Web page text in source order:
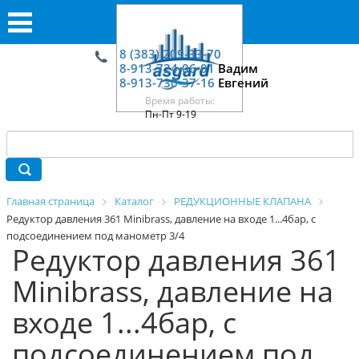
8 (383) 209-33-70
8-913-724-06-01Вадим
8-913-730-37-16 Евгений
Время работы:
Пн-Пт 9-19
Главная страница Каталог
РЕДУКЦИОННЫЕ КЛАПАНА
Редуктор давления 361 Minibrass, давление на входе 1...4бар, с
подсоединением под манометр 3/4
Редуктор давления 361
Minibrass, давление на
входе 1...4бар, с